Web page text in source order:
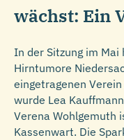
wächst: Ein
In der Sitzung im
Hirntumore
eingetragenen
wurde Lea
Verena Wohlgemuth
Kassenwart. Die